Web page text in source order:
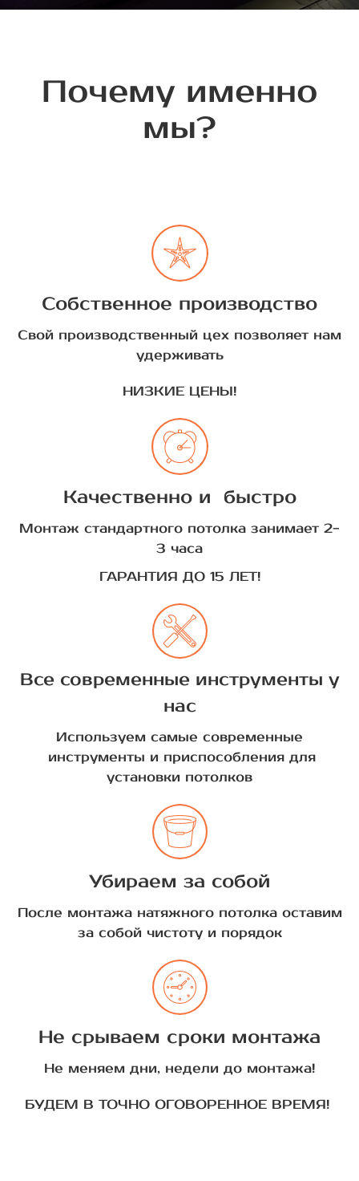
Почему именно
мы?
Собственное производство
Свой производственный цех позволяет нам
удерживать
НИЗКИЕ ЦЕНЫ!
Качественно и быстро
Монтаж стандартного потолка занимает 2-
3 часа
ГАРАНТИЯ ДО 15 ЛЕТ!
Все современные инструменты у
нас
Используем самые современные
инструменты и приспособления для
установки потолков
Убираем за собой
После монтажа натяжного потолка оставим
за собой чистоту и порядок
Не срываем сроки монтажа
Не меняем дни, недели до монтажа!
БУДЕМ В ТОЧНО ОГОВОРЕННОЕ ВРЕМЯ!